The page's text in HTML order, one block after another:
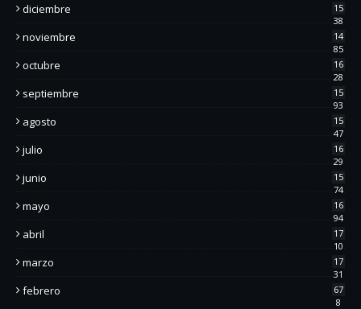
diciembre
15
38
noviembre
14
85
octubre
16
28
septiembre
15
93
agosto
15
47
julio
16
29
junio
15
74
mayo
16
94
abril
17
10
marzo
17
31
febrero
67
8